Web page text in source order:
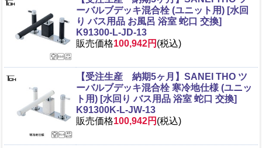
ーバルブデッキ混合栓 (ユニット用) [水回
り バス用品 お風呂 浴室 蛇口 交換]
K91300-L-JD-13
販売価格100,942円 (税込)
【受注生産 納期5ヶ月】SANEI THO ツ
ーバルブデッキ混合栓 寒冷地仕様 (ユニッ
ト用) [水回り バス用品 浴室 蛇口 交換]
K91300K-L-JW-13
販売価格100,942円 (税込)